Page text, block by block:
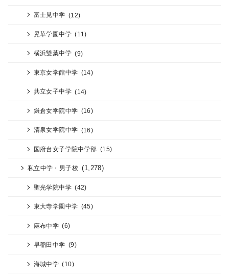
富士見中学 (12)
晃華学園中学 (11)
横浜雙葉中学 (9)
東京女学館中学 (14)
共立女子中学 (14)
鎌倉女学院中学 (16)
清泉女学院中学 (16)
国府台女子学院中学部 (15)
私立中学・男子校 (1,278)
聖光学院中学 (42)
東大寺学園中学 (45)
麻布中学 (6)
早稲田中学 (9)
海城中学 (10)